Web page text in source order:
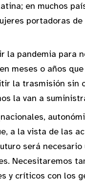
en muchos
portadoras
pandemia para
meses o años
la trasmisión sin
la van a
a la vista de las
será
Necesitaremos
y críticos con los